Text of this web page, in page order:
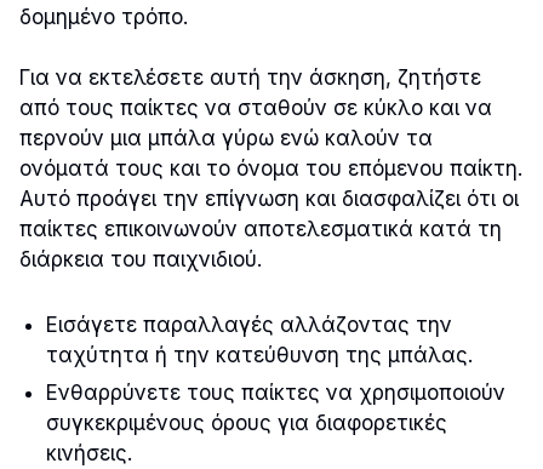
δομημένο τρόπο.
Για να εκτελέσετε αυτή την άσκηση, ζητήστε
από τους παίκτες να σταθούν σε κύκλο και να
περνούν μια μπάλα γύρω ενώ καλούν τα
ονόματά τους και το όνομα του επόμενου παίκτη.
Αυτό προάγει την επίγνωση και διασφαλίζει ότι οι
παίκτες επικοινωνούν αποτελεσματικά κατά τη
διάρκεια του παιχνιδιού.
Εισάγετε παραλλαγές αλλάζοντας την
ταχύτητα ή την κατεύθυνση της μπάλας.
Ενθαρρύνετε τους παίκτες να χρησιμοποιούν
συγκεκριμένους όρους για διαφορετικές
κινήσεις.